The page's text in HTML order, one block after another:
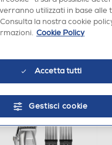
AGGIUNGI
utilizzati in base alle
la nostra cookie
Cookie Policy
Accetta tutti
Gestisci cookie